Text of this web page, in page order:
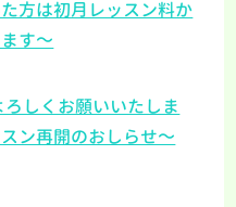
方は初月レッスン料か
す～
しくお願いいたしま
ン再開のおしらせ～